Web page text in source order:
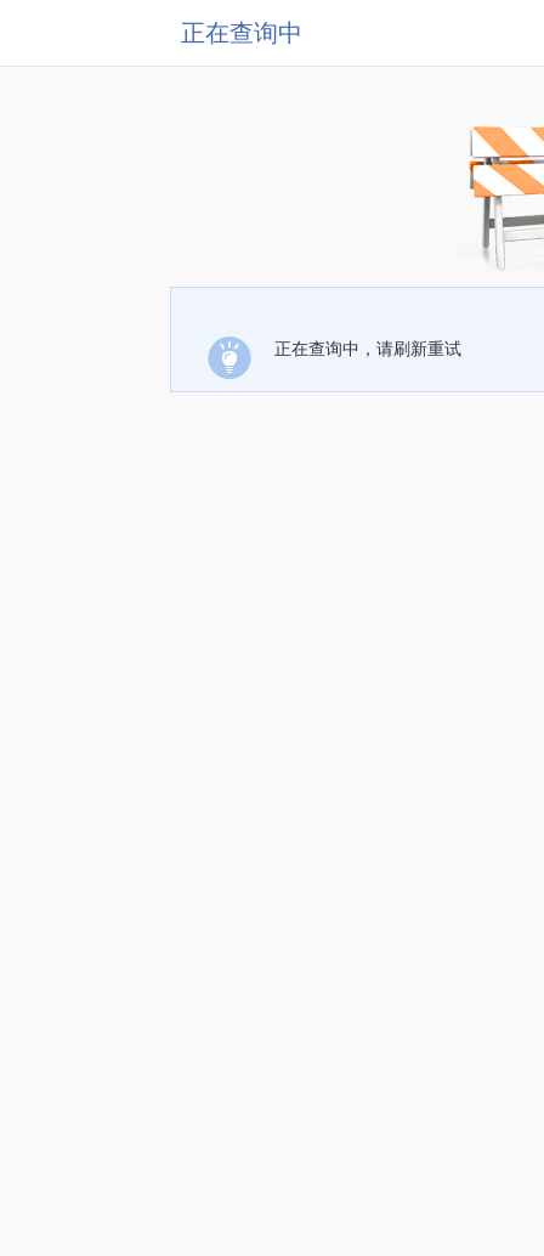
正在查询中
正在查询中，请刷新重试